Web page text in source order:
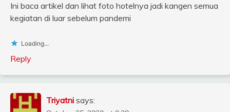
Ini baca artikel dan lihat foto hotelnya jadi kangen semua
kegiatan di luar sebelum pandemi
Loading...
Reply
Triyatni says: